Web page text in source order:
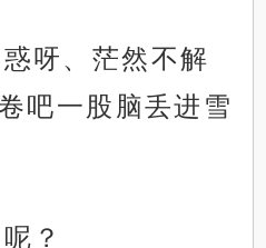
呀、茫然不解
吧一股脑丢进雪
？